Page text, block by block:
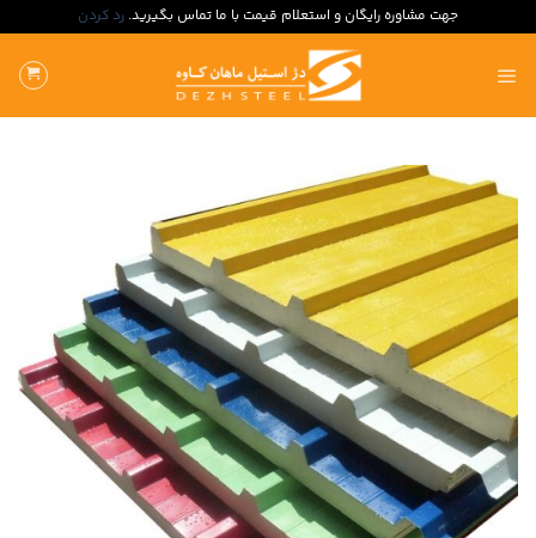
جهت مشاوره رایگان و استعلام قیمت با ما تماس بگیرید. رد کردن
محتوا
بروید